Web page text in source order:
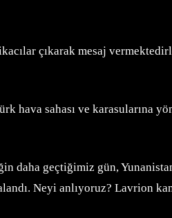
çıkarak mesaj
hava sahası ve
geçtiğimiz gün,
Neyi anlıyoruz? Lavrion